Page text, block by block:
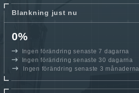
Blankning just nu
0%
Ingen förändring senaste 7 dagarna
Ingen förändring senaste 30 dagarna
Ingen förändring senaste 3 månaderna